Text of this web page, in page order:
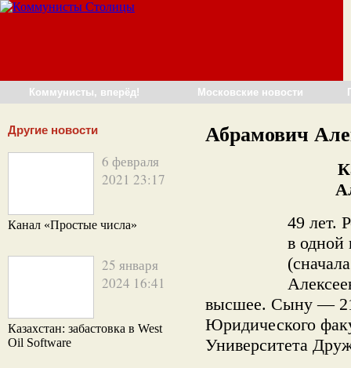
Коммунисты, вперёд! Московские новости
Другие новости
6 февраля
2021 23:17
Канал «Простые числа»
25 января
2024 16:41
Казахстан: забастовка в West
Oil Software
Абрамович
49 лет.
в одной
высшее. Сыну — 21
Юридического
Университета